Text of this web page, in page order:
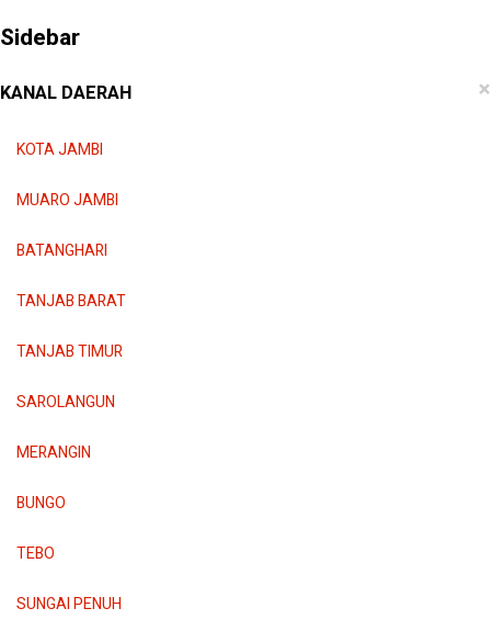
Sidebar
×
KANAL DAERAH
KOTA JAMBI
MUARO JAMBI
BATANGHARI
TANJAB BARAT
TANJAB TIMUR
SAROLANGUN
MERANGIN
BUNGO
TEBO
SUNGAI PENUH